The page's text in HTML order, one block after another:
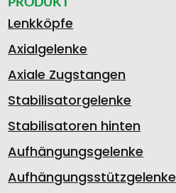
Lenkköpfe
Axialgelenke
Axiale Zugstangen
Stabilisatorgelenke
Stabilisatoren hinten
Aufhängungsgelenke
Aufhängungsstützgelenke